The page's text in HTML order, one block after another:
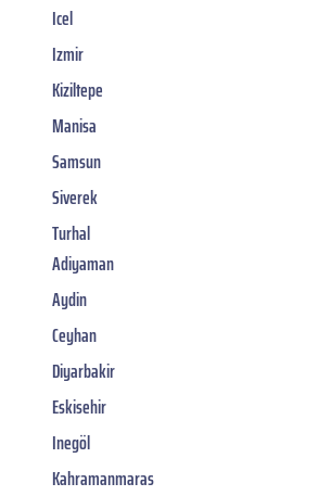
Icel
Izmir
Kiziltepe
Manisa
Samsun
Siverek
Turhal
Adiyaman
Aydin
Ceyhan
Diyarbakir
Eskisehir
Inegöl
Kahramanmaras